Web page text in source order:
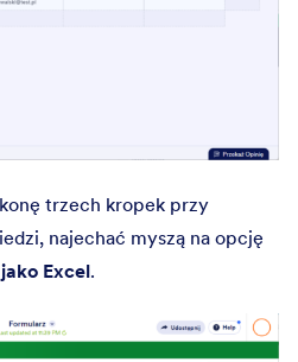
trzech kropek przy
najechać myszą na opcję
Excel.